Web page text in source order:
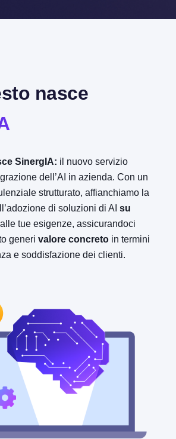
nasce
SinergIA: il nuovo servizio
dell’AI in azienda. Con un
strutturato, affianchiamo la
di soluzioni di AI su
tue esigenze, assicurandoci
generi valore concreto in termini
e soddisfazione dei clienti.